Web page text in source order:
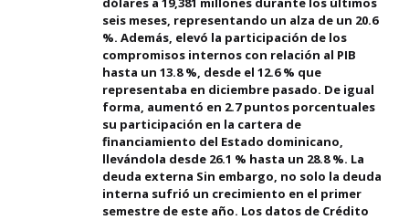
seis meses, representando un alza de un 20.6
%. Además, elevó la participación de los
compromisos internos con relación al PIB
hasta un 13.8 %, desde el 12.6 % que
representaba en diciembre pasado. De igual
forma, aumentó en 2.7 puntos porcentuales
su participación en la cartera de
financiamiento del Estado dominicano,
llevándola desde 26.1 % hasta un 28.8 %. La
deuda externa Sin embargo, no solo la deuda
interna sufrió un crecimiento en el primer
semestre de este año. Los datos de Crédito